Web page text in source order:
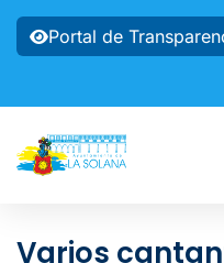
Portal de
Varios